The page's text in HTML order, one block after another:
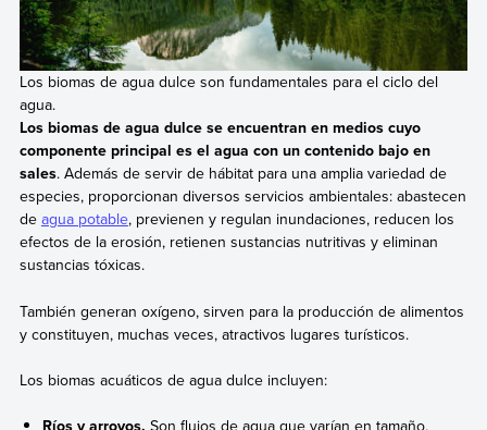
Los biomas de agua dulce son fundamentales para el ciclo del
agua.
Los biomas de agua dulce se encuentran en medios cuyo
componente principal es el agua con un contenido bajo en
sales. Además de servir de hábitat para una amplia variedad de
especies, proporcionan diversos servicios ambientales: abastecen
de agua potable, previenen y regulan inundaciones, reducen los
efectos de la erosión, retienen sustancias nutritivas y eliminan
sustancias tóxicas.
También generan oxígeno, sirven para la producción de alimentos
y constituyen, muchas veces, atractivos lugares turísticos.
Los biomas acuáticos de agua dulce incluyen: